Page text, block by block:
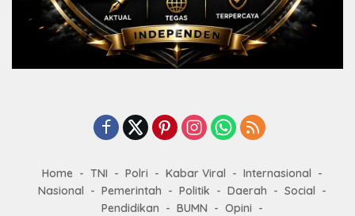
Home TNI Polri Kabar Viral
Internasional
Nasional
Pemerintah Politik Daerah
Social
Pendidikan
BUMN Opini